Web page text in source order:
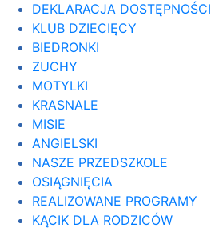
DEKLARACJA DOSTĘPNOŚCI
KLUB DZIECIĘCY
BIEDRONKI
ZUCHY
MOTYLKI
KRASNALE
MISIE
ANGIELSKI
NASZE PRZEDSZKOLE
OSIĄGNIĘCIA
REALIZOWANE PROGRAMY
KĄCIK DLA RODZICÓW